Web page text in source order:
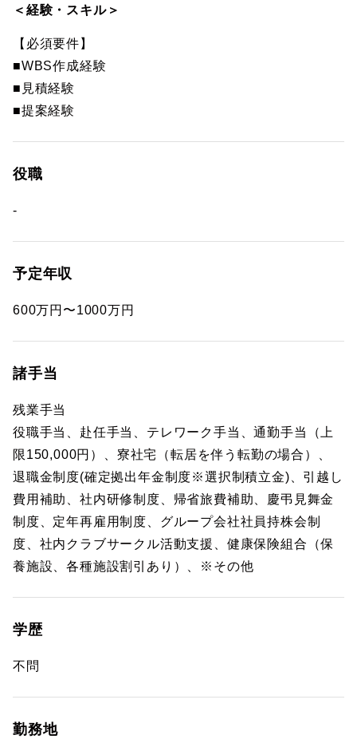
＜経験・スキル＞
【必須要件】
■WBS作成経験
■見積経験
■提案経験
役職
-
予定年収
600万円〜1000万円
諸手当
残業手当
役職手当、赴任手当、テレワーク手当、通勤手当（上
限150,000円）、寮社宅（転居を伴う転勤の場合）、
退職金制度(確定拠出年金制度※選択制積立金)、引越し
費用補助、社内研修制度、帰省旅費補助、慶弔見舞金
制度、定年再雇用制度、グループ会社社員持株会制
度、社内クラブサークル活動支援、健康保険組合（保
養施設、各種施設割引あり）、※その他
学歴
不問
勤務地